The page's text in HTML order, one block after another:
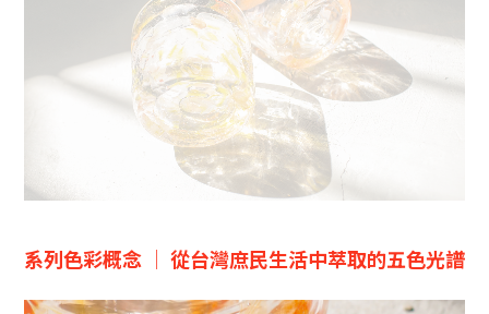
系列色彩概念 │ 從台灣庶民生活中萃取的五色光譜